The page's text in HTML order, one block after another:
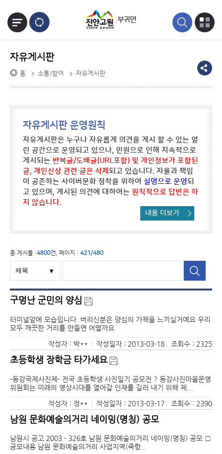
부귀면
자유게시판
홈 소통/참여 자유게시판
자유게시판 운영원칙
자유게시판은 누구나 자유롭게 의견을 게시 할 수 있는 열
린 공간으로 운영되고 있으나, 민원으로 인해 지속적으로
게시되는 반복글/도배글(URL포함) 및 개인정보가 포함된
글, 개인신상 관련 글은 삭제 되고 있습니다. 자율과 책임
이 공존하는 사이버문화 정착을 위하여 실명으로 운영되
고 있으며, 게시된 의견에 대하여는 원칙적으로 답변은 하
지 않습니다.
내용 더보기
총 게시물 :4800건, 페이지 : 421/480
구멍난 군민의 양심
터미널앞에 모습입니다. 버리신분은 양심의 가책을 느끼실거예요 우리
모두 깨끗한 거리를 만들면 어떨까요
작성자 : 박**
작성일자 : 2013-03-18 조회수 : 2325
초등학생 장학금 타가세요
-동강국제사진제- 전국 초등학생 사진일기 공모전 ? 동강사진마을운영
위원회는 미래의 영상시대를 열어갈 인재를 길러 내기 위해 제...
작성자 : 정**
작성일자 : 2013-03-17 조회수 : 2390
남원 문화예술의거리 네이밍(명칭) 공모
남원시 공고 2003 - 326호 남원 문화예술의거리 네이밍(명칭) 공모 □
공모내용 남원 문화예술의거리 사업지역(죽항...